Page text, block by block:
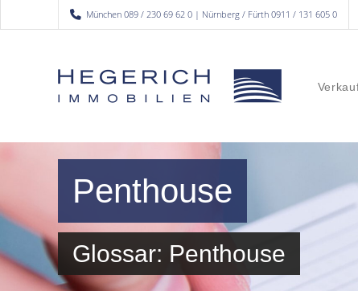
München 089 / 230 69 62 0 | Nürnberg / Fürth 0911 / 131 605 0
Penthouse
Glossar: Penthouse